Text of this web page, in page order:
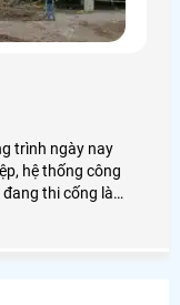
trình ngày nay
hệ thống công
thi cống là